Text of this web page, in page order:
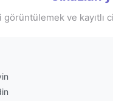
ve kayıtlı